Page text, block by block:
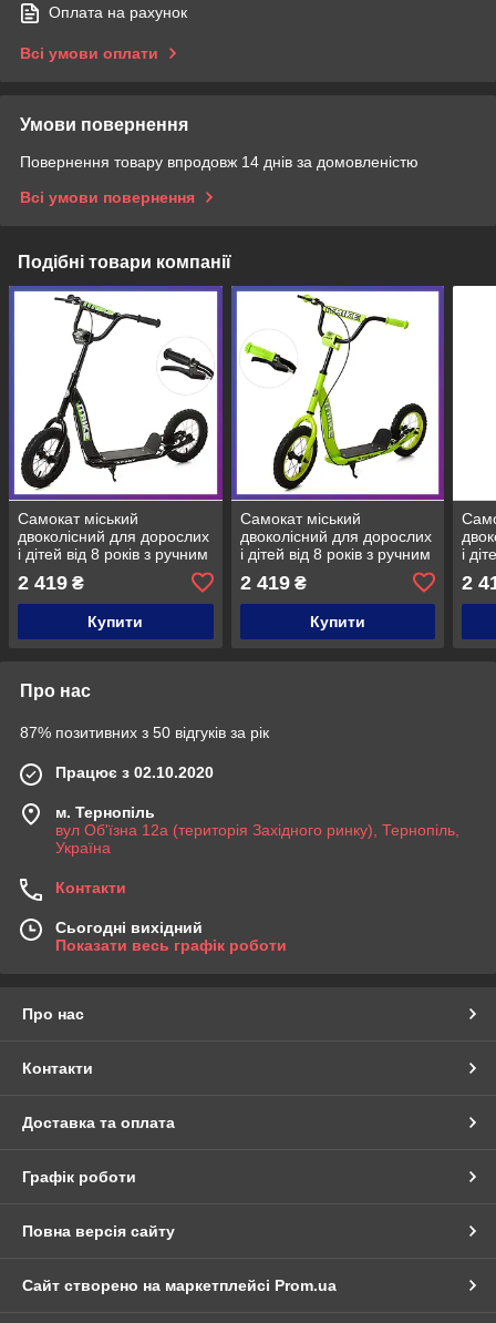
Оплата на рахунок
Всі умови оплати
Умови повернення
Повернення товару впродовж 14 днів за домовленістю
Всі умови повернення
Подібні товари компанії
Самокат міський
двоколісний для дорослих
і дітей від 8 років з ручним
Чорний
2 419 ₴
Купити
Самокат міський
двоколісний для дорослих
і дітей від 8 років з ручним
гальмом SR 2-043-1-GR
Зелений
2 419₴
Купити
і
2
Про нас
87% позитивних з 50 відгуків за рік
Працює з 02.10.2020
м. Тернопіль
вул Об'їзна 12а (територія Західного ринку), Тернопіль,
Україна
Контакти
Сьогодні вихідний
Показати весь графік роботи
Про нас
Контакти
Доставка та оплата
Графік роботи
Повна версія сайту
Сайт створено на маркетплейсі Prom.ua